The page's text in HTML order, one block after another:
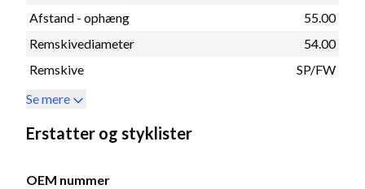
Afstand - ophæng
55.00
Remskivediameter
54.00
Remskive
SP/FW
Se mere
Erstatter og styklister
OEM nummer